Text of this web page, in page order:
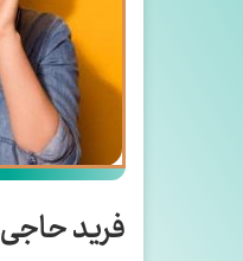
فرید حاجی